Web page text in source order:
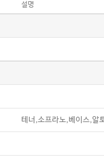
설명
테너,소프라노,베이스,알